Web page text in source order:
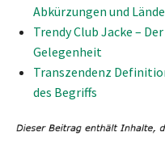
Abkürzungen und
Trendy Club Jacke –
Gelegenheit
Transzendenz
des Begriffs